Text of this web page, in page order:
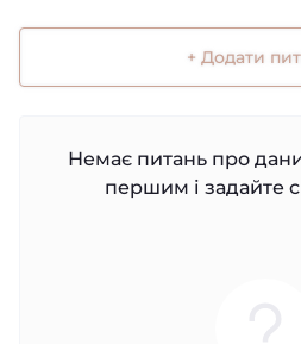
+ Додати
Немає питань про
першим і задайте